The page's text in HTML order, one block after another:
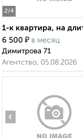
2/4
1-к квартира, на
6 500 ₽ в месяц
Димитрова 71
Агентство, 05.08.2026
‹